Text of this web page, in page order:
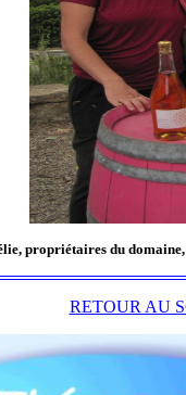
propriétaires du
RETOUR AU